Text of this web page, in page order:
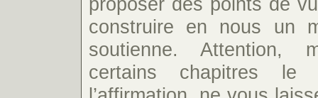
construire en nous un
soutienne. Attention,
certains chapitres